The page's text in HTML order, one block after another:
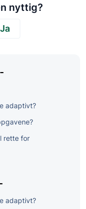
nyttig?
Ja
adaptivt?
rette for
adaptivt?